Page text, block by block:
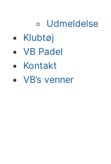
Udmeldelse
Klubtøj
VB Padel
Kontakt
VB’s venner